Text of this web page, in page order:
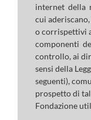
internet della
cui
o corrispettivi
componenti
controllo, ai
sensi della
seguenti),
prospetto di
Fondazione